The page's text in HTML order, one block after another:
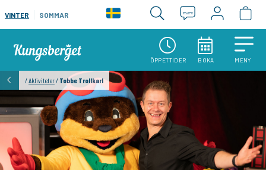
ÖPPETTIDER BOKA MENY
/Aktiviteter/ Tobbe Trollkarl
VINTER SOMMAR